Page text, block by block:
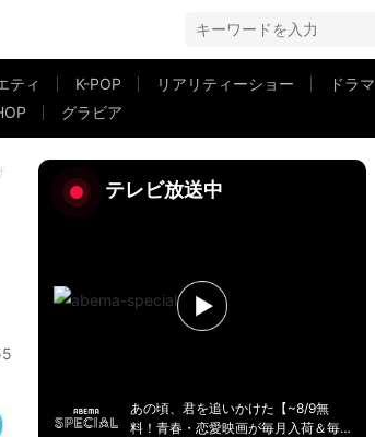
ティ K-POP リアリティーショー
ドラマ
グラビア
ラモンRGが明かす
テレビ放送中
あの頃、君を追いかけた【~8/9無
料！青春・恋愛映画が毎月入荷＆毎